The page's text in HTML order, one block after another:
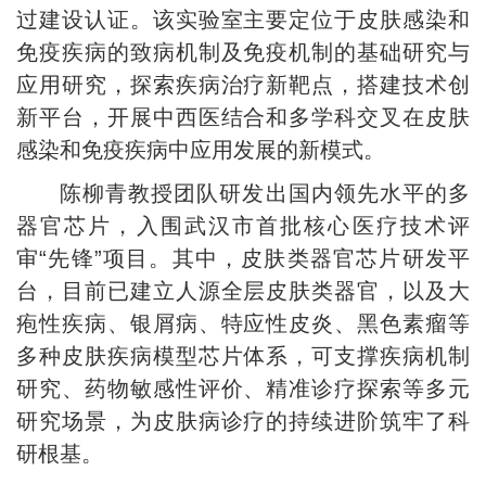
过建设认证。该实验室主要定位于皮肤感染和
免疫疾病的致病机制及免疫机制的基础研究与
应用研究，探索疾病治疗新靶点，搭建技术创
新平台，开展中西医结合和多学科交叉在皮肤
感染和免疫疾病中应用发展的新模式。
陈柳青教授团队研发出国内领先水平的多
器官芯片，入围武汉市首批核心医疗技术评
审“先锋”项目。其中，皮肤类器官芯片研发平
台，目前已建立人源全层皮肤类器官，以及大
疱性疾病、银屑病、特应性皮炎、黑色素瘤等
多种皮肤疾病模型芯片体系，可支撑疾病机制
研究、药物敏感性评价、精准诊疗探索等多元
研究场景，为皮肤病诊疗的持续进阶筑牢了科
研根基。